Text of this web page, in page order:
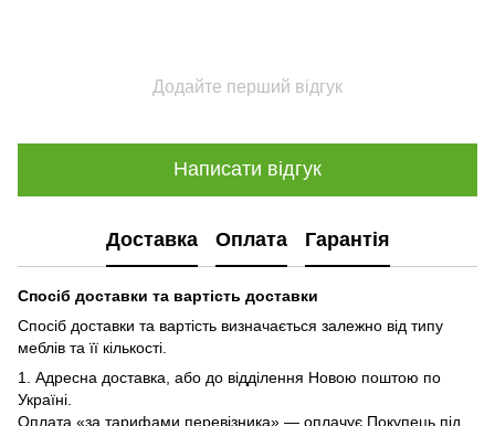
Додайте перший відгук
Написати відгук
Доставка Оплата Гарантія
Спосіб доставки та вартість доставки
Спосіб доставки та вартість визначається залежно від типу
меблів та її кількості.
1. Адресна доставка, або до відділення Новою поштою по
Україні.
Оплата «за тарифами перевізника» — оплачує Покупець під